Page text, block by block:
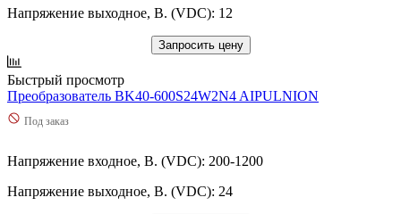
Напряжение выходное, В. (VDC): 12
Запросить цену
Быстрый просмотр
Преобразователь BK40-600S24W2N4 AIPULNION
Под заказ
Напряжение входное, В. (VDC): 200-1200
Напряжение выходное, В. (VDC): 24